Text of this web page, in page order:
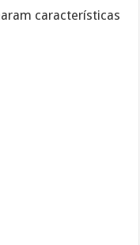
características